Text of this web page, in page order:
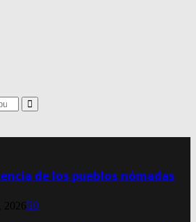
Search
de los pueblos nómadas
2026 0